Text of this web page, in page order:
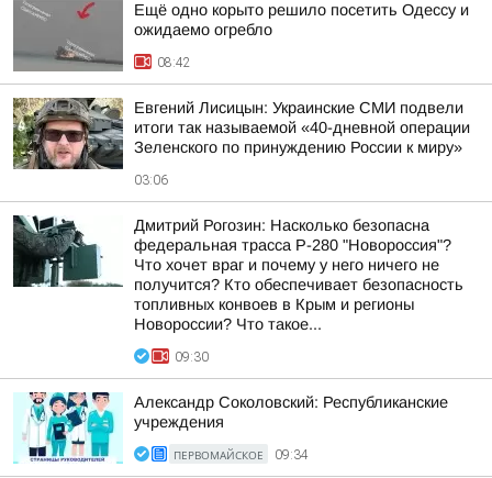
Ещё одно корыто решило посетить Одессу и
ожидаемо огребло
08:42
Евгений Лисицын: Украинские СМИ подвели
итоги так называемой «40-дневной операции
Зеленского по принуждению России к миру»
03:06
Дмитрий Рогозин: Насколько безопасна
федеральная трасса Р-280 "Новороссия"?
Что хочет враг и почему у него ничего не
получится? Кто обеспечивает безопасность
топливных конвоев в Крым и регионы
Новороссии? Что такое...
09:30
Александр Соколовский: Республиканские
учреждения
ПЕРВОМАЙСКОЕ 09:34